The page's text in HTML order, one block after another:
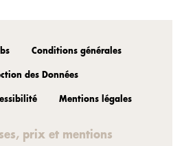
Conditions générales
des Données
Mentions légales
prix et mentions